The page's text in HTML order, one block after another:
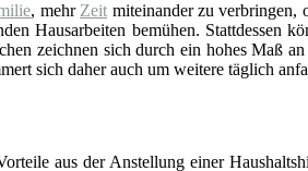
, mehr Zeit miteinander zu verbringen,
Hausarbeiten bemühen. Stattdessen
zeichnen sich durch ein hohes Maß
sich daher auch um weitere täglich
aus der Anstellung einer